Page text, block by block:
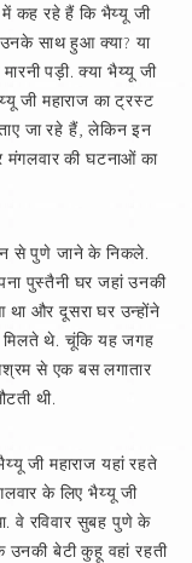
कह रहे हैं कि भैय्यू जी
उनके साथ हुआ क्या? या
पड़ी. क्या भैय्यू जी
जी महाराज का ट्रस्ट
जा रहे हैं, लेकिन इन
मंगलवार की घटनाओं का
से पुणे जाने के निकले.
पुस्तैनी घर जहां उनकी
था और दूसरा घर उन्होंने
मिलते थे. चूंकि यह जगह
से एक बस लगातार
थी.
जी महाराज यहां रहते
के लिए भैय्यू जी
वे रविवार सुबह पुणे के
बेटी कुहू वहां रहती